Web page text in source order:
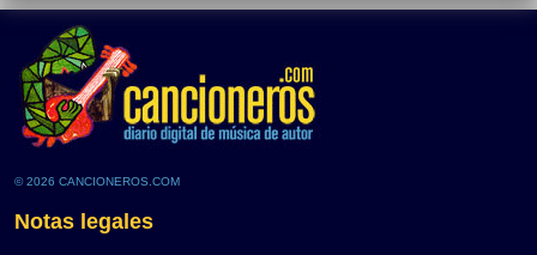
© 2026 CANCIONEROS.COM
Notas legales